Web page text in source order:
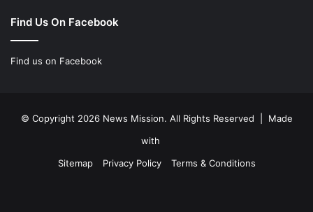
Find Us On Facebook
Find us on Facebook
© Copyright 2026 News Mission. All Rights Reserved | Made
with
Sitemap
Privacy Policy Terms & Conditions